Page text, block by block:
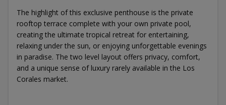
The highlight of this exclusive penthouse is the private
rooftop terrace complete with your own private pool,
creating the ultimate tropical retreat for entertaining,
relaxing under the sun, or enjoying unforgettable evenings
in paradise. The two level layout offers privacy, comfort,
and a unique sense of luxury rarely available in the Los
Corales market.